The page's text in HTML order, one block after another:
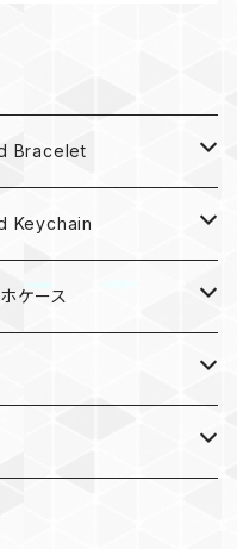
Bracelet
Keychain
ケース